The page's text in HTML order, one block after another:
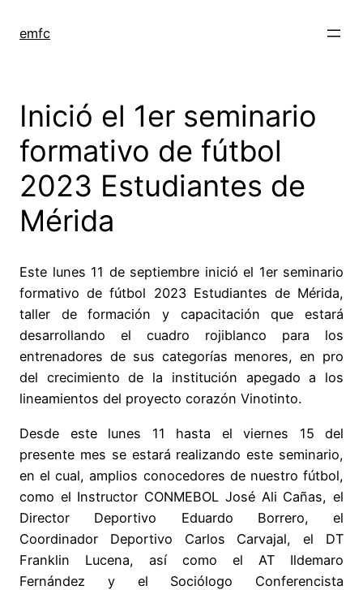
emfc
Inició el 1er seminario
formativo de fútbol
2023 Estudiantes de
Mérida
Este lunes 11 de septiembre inició el 1er seminario
formativo de fútbol 2023 Estudiantes de Mérida,
taller de formación y capacitación que estará
desarrollando el cuadro rojiblanco para los
entrenadores de sus categorías menores, en pro
del crecimiento de la institución apegado a los
lineamientos del proyecto corazón Vinotinto.
Desde este lunes 11 hasta el viernes 15 del
presente mes se estará realizando este seminario,
en el cual, amplios conocedores de nuestro fútbol,
como el Instructor CONMEBOL José Ali Cañas, el
Director Deportivo Eduardo Borrero, el
Coordinador Deportivo Carlos Carvajal, el DT
Franklin Lucena, así como el AT Ildemaro
Fernández y el Sociólogo Conferencista